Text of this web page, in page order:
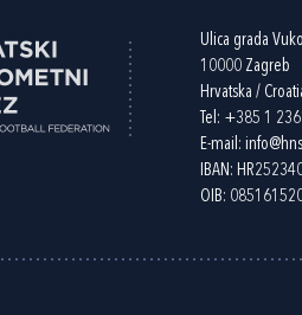
Ulica grada
10000 Zagreb
Hrvatska /
Tel: +385 1
E-mail:
IBAN:
OIB: